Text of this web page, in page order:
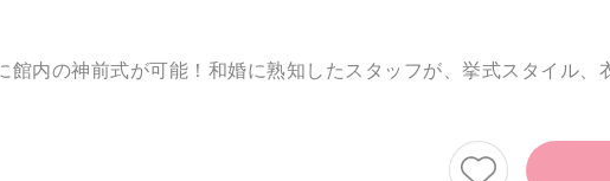
内の神前式が可能！和婚に熟知したスタッフが、挙式スタイル、